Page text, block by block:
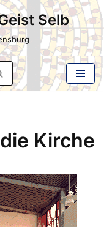
Selb
Kirche